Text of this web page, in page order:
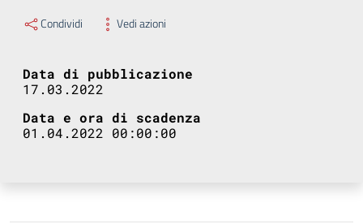
Condividi Vedi azioni
Data di pubblicazione
17.03.2022
Data e ora di scadenza
01.04.2022 00:00:00